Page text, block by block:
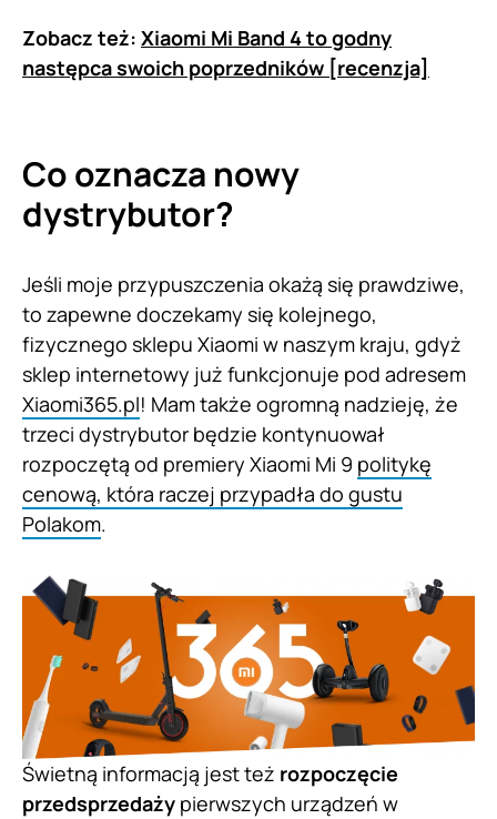
Zobacz też: Xiaomi Mi Band 4 to godny
następca swoich poprzedników [recenzja]
Co oznacza nowy
dystrybutor?
Jeśli moje przypuszczenia okażą się prawdziwe,
to zapewne doczekamy się kolejnego,
fizycznego sklepu Xiaomi w naszym kraju, gdyż
sklep internetowy już funkcjonuje pod adresem
Xiaomi365.pl! Mam także ogromną nadzieję, że
trzeci dystrybutor będzie kontynuował
rozpoczętą od premiery Xiaomi Mi 9 politykę
cenową, która raczej przypadła do gustu
Polakom.
Świetną informacją jest też rozpoczęcie
przedsprzedaży pierwszych urządzeń w